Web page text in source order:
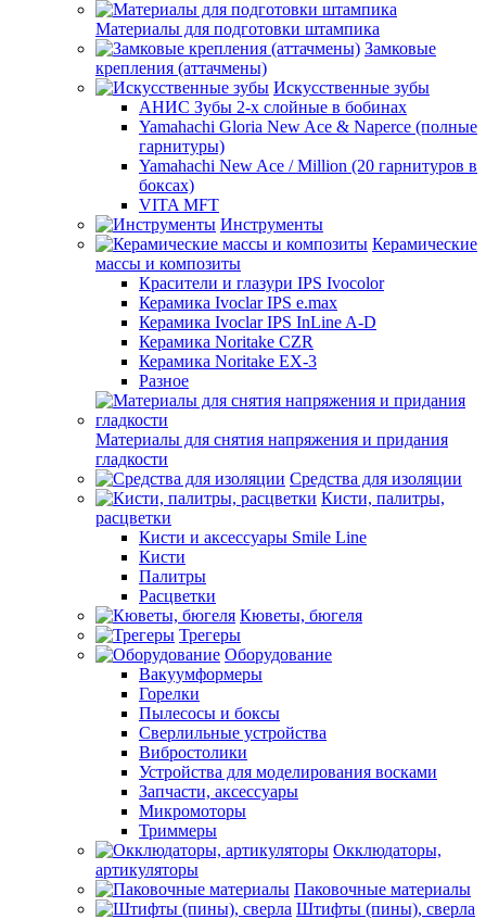
Материалы для подготовки штампика
Замковые
крепления (аттачмены)
Искусственные зубы
АНИС Зубы 2-х слойные в бобинах
Yamahachi Gloria New Ace & Naperce (полные
гарнитуры)
Yamahachi New Ace / Million (20 гарнитуров в
боксах)
VITA MFT
Инструменты
Керамические
массы и композиты
Красители и глазури IPS Ivocolor
Керамика Ivoclar IPS e.max
Керамика Ivoclar IPS InLine A-D
Керамика Noritake CZR
Керамика Noritake EX-3
Разное
Материалы для снятия напряжения и придания
гладкости
Средства для изоляции
Кисти, палитры,
расцветки
Кисти и аксессуары Smile Line
Кисти
Палитры
Расцветки
Кюветы, бюгеля
Трегеры
Оборудование
Вакуумформеры
Горелки
Пылесосы и боксы
Сверлильные устройства
Вибростолики
Устройства для моделирования восками
Запчасти, аксессуары
Микромоторы
Триммеры
Окклюдаторы,
артикуляторы
Паковочные материалы
Штифты (пины), сверла